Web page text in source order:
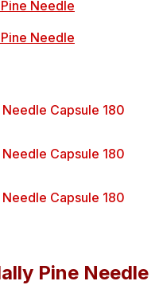
Pine Needle